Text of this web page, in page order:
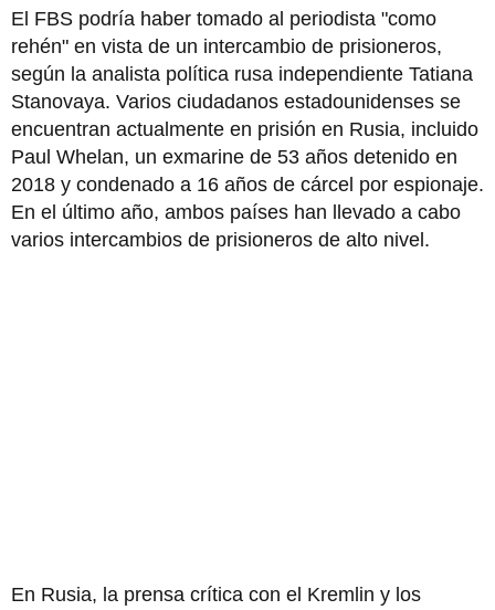
El FBS podría haber tomado al periodista "como
rehén" en vista de un intercambio de prisioneros,
según la analista política rusa independiente Tatiana
Stanovaya. Varios ciudadanos estadounidenses se
encuentran actualmente en prisión en Rusia, incluido
Paul Whelan, un exmarine de 53 años detenido en
2018 y condenado a 16 años de cárcel por espionaje.
En el último año, ambos países han llevado a cabo
varios intercambios de prisioneros de alto nivel.
En Rusia, la prensa crítica con el Kremlin y los